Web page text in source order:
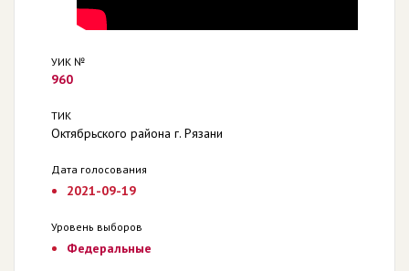
УИК №
960
ТИК
Октябрьского района г. Рязани
Дата голосования
2021-09-19
Уровень выборов
Федеральные